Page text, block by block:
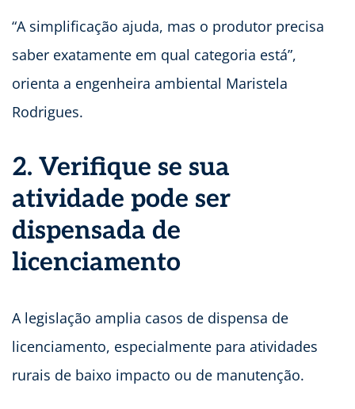
“A simplificação ajuda, mas o produtor precisa
saber exatamente em qual categoria está”,
orienta a engenheira ambiental Maristela
Rodrigues.
2. Verifique se sua
atividade pode ser
dispensada de
licenciamento
A legislação amplia casos de dispensa de
licenciamento, especialmente para atividades
rurais de baixo impacto ou de manutenção.